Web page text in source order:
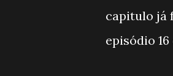
capitulo já
episódio